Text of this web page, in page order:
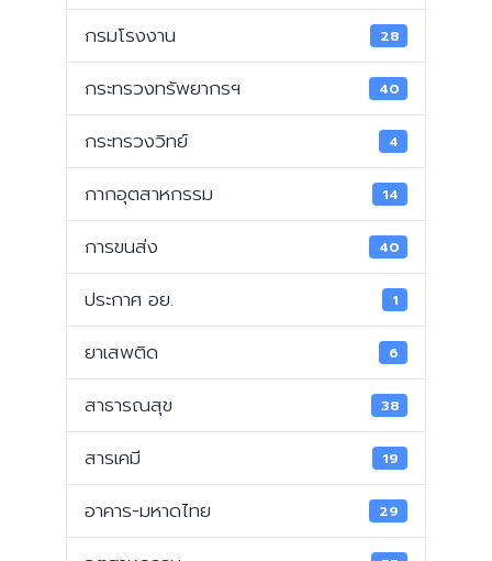
กรมโรงงาน 28
กระทรวงทรัพยากรฯ 40
กระทรวงวิทย์ 4
กากอุตสาหกรรม 14
การขนส่ง 40
ประกาศ อย. 1
ยาเสพติด 6
สาธารณสุข 38
สารเคมี 19
อาคาร-มหาดไทย 29